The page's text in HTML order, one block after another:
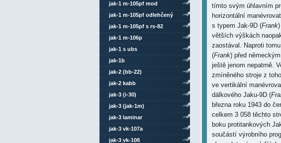
tímto svým úhlavním
horizontální
s typem Jak-9D (Frank
větších výškách
zaostával. Naproti
(Frank) před
ještě jenom nepatrně.
zmíněného stroje z
ve vertikální
dálkového Jaku-9D (
března roku 1943 do
celkem 3 058 těchto
boku protitankových
součástí výrobního
jak-1 m-105pf mod
jak-1 m-105pf odlehčený
jak-1 m-105pf s rs-82
jak-1 m-106p
jak-1 s ubs
jak-1b
jak-2 (bb-22)
jak-2 kabb
jak-3 (i-30)
jak-3 (jak-1m)
jak-3 laminar
jak-3 vk-107a
jak-3 vk-108